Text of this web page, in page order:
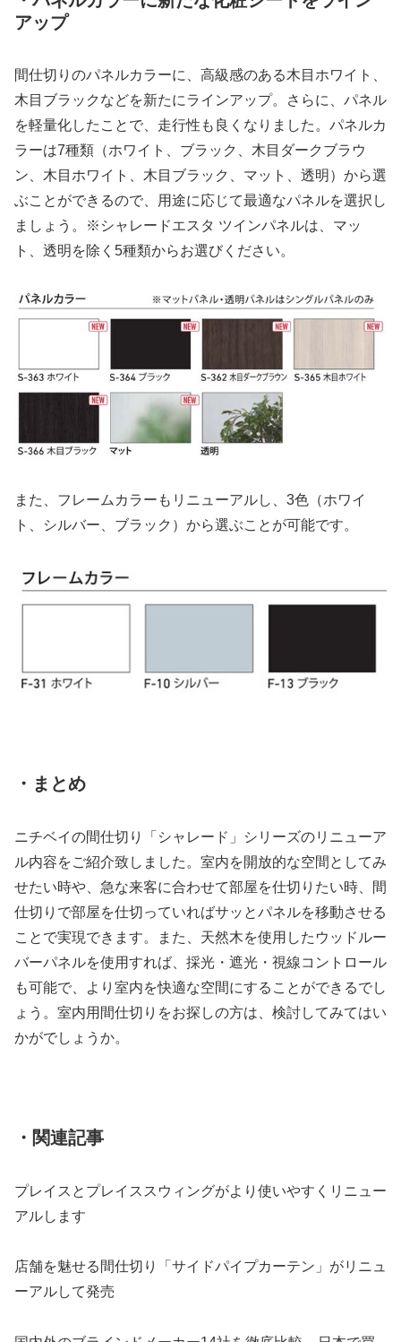
アップ
間仕切りのパネルカラーに、高級感のある木目ホワイト、
木目ブラックなどを新たにラインアップ。さらに、パネル
を軽量化したことで、走行性も良くなりました。パネルカ
ラーは7種類（ホワイト、ブラック、木目ダークブラウ
ン、木目ホワイト、木目ブラック、マット、透明）から選
ぶことができるので、用途に応じて最適なパネルを選択し
ましょう。※シャレードエスタ ツインパネルは、マッ
ト、透明を除く5種類からお選びください。
また、フレームカラーもリニューアルし、3色（ホワイ
ト、シルバー、ブラック）から選ぶことが可能です。
・まとめ
ニチベイの間仕切り「シャレード」シリーズのリニューア
ル内容をご紹介致しました。室内を開放的な空間としてみ
せたい時や、急な来客に合わせて部屋を仕切りたい時、間
仕切りで部屋を仕切っていればサッとパネルを移動させる
ことで実現できます。また、天然木を使用したウッドルー
バーパネルを使用すれば、採光・遮光・視線コントロール
も可能で、より室内を快適な空間にすることができるでし
ょう。室内用間仕切りをお探しの方は、検討してみてはい
かがでしょうか。
・関連記事
プレイスとプレイススウィングがより使いやすくリニュー
アルします
店舗を魅せる間仕切り「サイドパイプカーテン」がリニュ
ーアルして発売